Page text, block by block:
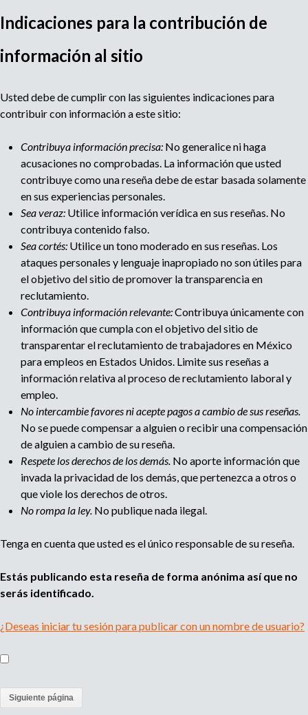
l
Indicaciones para la contribución de
información al sitio
Usted debe de cumplir con las siguientes indicaciones para
contribuir con información a este sitio:
Contribuya información precisa: No generalice ni haga
acusaciones no comprobadas. La información que usted
contribuye como una reseña debe de estar basada solamente
en sus experiencias personales.
Sea veraz: Utilice información verídica en sus reseñas. No
contribuya contenido falso.
Sea cortés: Utilice un tono moderado en sus reseñas. Los
ataques personales y lenguaje inapropiado no son útiles para
el objetivo del sitio de promover la transparencia en
reclutamiento.
Contribuya información relevante:Contribuya únicamente con
información que cumpla con el objetivo del sitio de
transparentar el reclutamiento de trabajadores en México
para empleos en Estados Unidos. Limite sus reseñas a
información relativa al proceso de reclutamiento laboral y
empleo.
No intercambie favores ni acepte pagos a cambio de sus reseñas.
No se puede compensar a alguien o recibir una compensación
de alguien a cambio de su reseña.
Respete los derechos de los demás. No aporte información que
invada la privacidad de los demás, que pertenezca a otros o
que viole los derechos de otros.
No rompa la ley. No publique nada ilegal.
Tenga en cuenta que usted es el único responsable de su reseña.
Estás publicando esta reseña de forma anónima así que no
serás identificado.
¿Deseas iniciar tu sesión para publicar con un nombre de usuario?